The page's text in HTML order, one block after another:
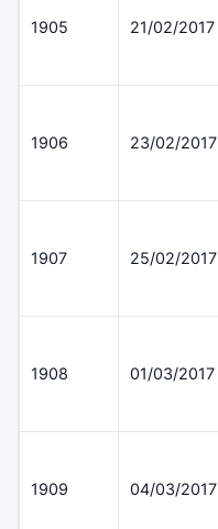
1905 21/02/2017
1906 23/02/2017
1907 25/02/2017
1908 01/03/2017
1909 04/03/2017